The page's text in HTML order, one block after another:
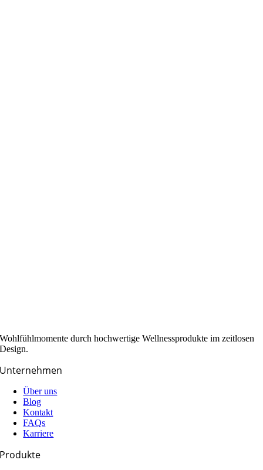
Wohlfühlmomente durch hochwertige Wellnessprodukte im zeitlosen
Design.
Unternehmen
Über uns
Blog
Kontakt
FAQs
Karriere
Produkte